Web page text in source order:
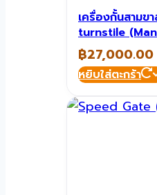
เครื่องกั้นสามข
turnstile
฿27,000.00
หยิบใส่ตะกร้า